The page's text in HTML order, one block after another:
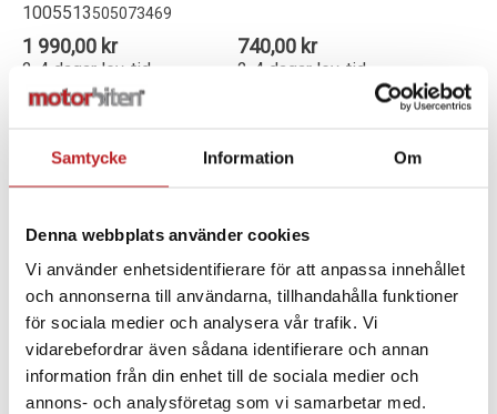
Samtycke Information Om
Denna webbplats använder cookies
Vi använder enhetsidentifierare för att anpassa innehållet
och annonserna till användarna, tillhandahålla funktioner
för sociala medier och analysera vår trafik. Vi
vidarebefordrar även sådana identifierare och annan
information från din enhet till de sociala medier och
annons- och analysföretag som vi samarbetar med.
1005513505073469
1 990,00 kr
2-4 dagar lev. tid
Lägg i varukorg
740,00 kr
2-4 dagar lev. tid